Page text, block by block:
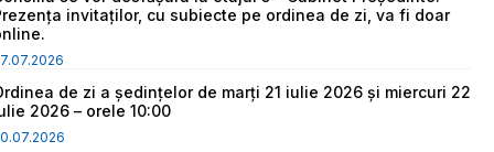
invitaților, cu subiecte pe ordinea de zi, va fi doar
de zi a ședințelor de marți 21 iulie 2026 și miercuri 22
2026 – orele 10:00